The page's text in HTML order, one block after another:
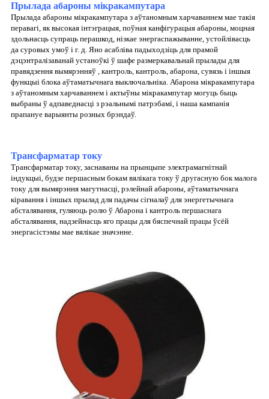
Прылада абароны мікракампутара
Прылада абароны мікракампутара з аўтаномным харчаваннем мае такія
перавагі, як высокая інтэграцыя, поўная канфігурацыя абароны, моцная
здольнасць супраць перашкод, нізкае энергаспажыванне, устойлівасць
да суровых умоў і г. д. Яно асабліва падыходзіць для прамой
дэцэнтралізаванай устаноўкі ў шафе размеркавальнай прылады для
правядзення вымярэнняў , кантроль, кантроль, абарона, сувязь і іншыя
функцыі блока аўтаматычнага выключальніка. Абарона мікракампутара
з аўтаномным харчаваннем і актыўны мікракампутар могуць быць
выбраны ў адпаведнасці з рэальнымі патрэбамі, і наша кампанія
прапануе варыянты розных брэндаў.
Трансфарматар току
Трансфарматар току, заснаваны на прынцыпе электрамагнітнай
індукцыі, будзе першасным бокам вялікага току ў другасную бок малога
току для вымярэння магутнасці, рэлейнай абароны, аўтаматычнага
кіравання і іншых прылад для падачы сігналаў для энергетычнага
абсталявання, гуляюць ролю ў Абарона і кантроль першаснага
абсталявання, надзейнасць яго працы для бяспечнай працы ўсёй
энергасістэмы мае вялікае значэнне.